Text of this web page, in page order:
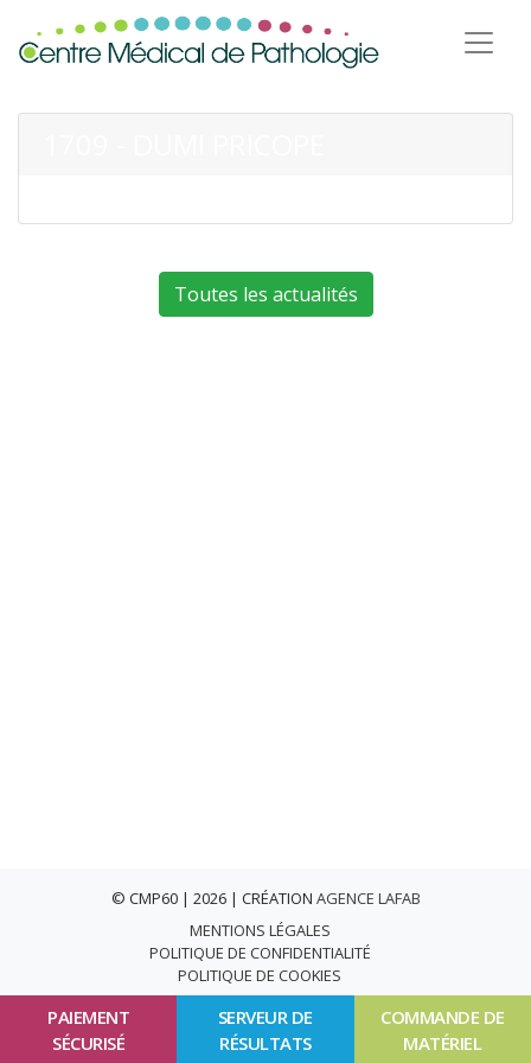
PAIEMENT
SÉCURISÉ
SERVEUR DE
RÉSULTATS
COMMANDE DE
MATÉRIEL
Toutes les actualités
© CMP60 | 2026 | CRÉATION AGENCE LAFAB
MENTIONS LÉGALES
POLITIQUE DE CONFIDENTIALITÉ
POLITIQUE DE COOKIES